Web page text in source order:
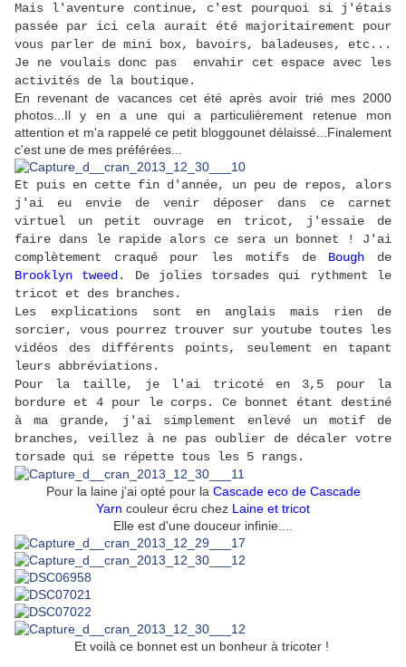
Mais l'aventure continue, c'est pourquoi si j'étais
passée par ici cela aurait été majoritairement pour
vous parler de mini box, bavoirs, baladeuses, etc...
Je ne voulais donc pas envahir cet espace avec les
activités de la boutique.
En revenant de vacances cet été après avoir trié mes 2000
photos...Il y en a une qui a particulièrement retenue mon
attention et m'a rappelé ce petit bloggounet délaissé...Finalement
c'est une de mes préférées...
Et puis en cette fin d'année, un peu de repos, alors
j'ai eu envie de venir déposer dans ce carnet
virtuel un petit ouvrage en tricot, j'essaie de
faire dans le rapide alors ce sera un bonnet ! J'ai
complètement craqué pour les motifs de Bough de
Brooklyn tweed . De jolies torsades qui rythment le
tricot et des branches.
Les explications sont en anglais mais rien de
sorcier, vous pourrez trouver sur youtube toutes les
vidéos des différents points, seulement en tapant
leurs abbréviations.
Pour la taille, je l'ai tricoté en 3,5 pour la
bordure et 4 pour le corps. Ce bonnet étant destiné
à ma grande, j'ai simplement enlevé un motif de
branches, veillez à ne pas oublier de décaler votre
torsade qui se répette tous les 5 rangs.
Pour la laine j'ai opté pour la Cascade eco de Cascade
Yarn couleur écru chez Laine et tricot
Elle est d'une douceur infinie....
Et voilà ce bonnet est un bonheur à tricoter !